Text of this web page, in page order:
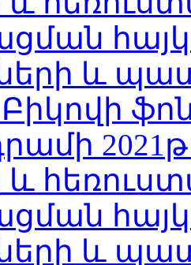
և
և
և